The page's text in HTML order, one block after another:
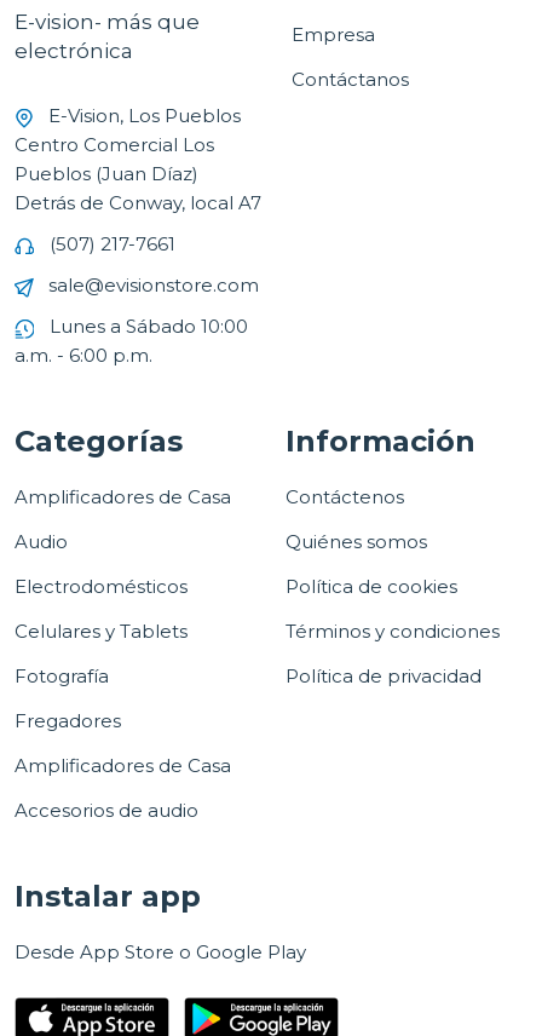
E-vision- más que
electrónica
E-Vision, Los Pueblos
Centro Comercial Los
Pueblos (Juan Díaz)
Detrás de Conway, local A7
(507) 217-7661
sale@evisionstore.com
Lunes a Sábado 10:00
a.m. - 6:00 p.m.
Empresa
Contáctanos
Categorías
Amplificadores de Casa
Audio
Electrodomésticos
Celulares y Tablets
Fotografía
Fregadores
Amplificadores de Casa
Accesorios de audio
Información
Contáctenos
Quiénes somos
Política de cookies
Términos y condiciones
Política de privacidad
Instalar app
Desde App Store o Google Play